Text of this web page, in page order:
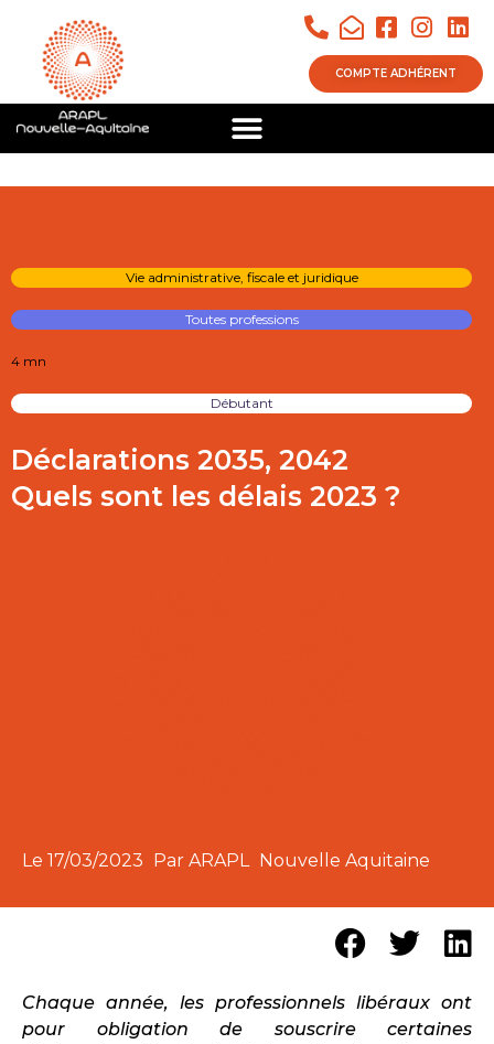
COMPTE ADHÉRENT
Vie administrative, fiscale et juridique
Toutes professions
4 mn
Débutant
Déclarations 2035, 2042
Quels sont les délais 2023 ?
Le 17/03/2023 Par ARAPL Nouvelle Aquitaine
Chaque année, les professionnels libéraux ont
pour obligation de souscrire certaines